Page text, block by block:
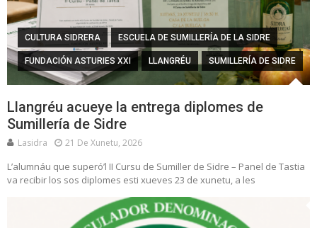
CULTURA SIDRERA ESCUELA DE SUMILLERÍA DE LA SIDRE
FUNDACIÓN ASTURIES XXI LLANGRÉU SUMILLERÍA DE SIDRE
Llangréu acueye la entrega diplomes de
Sumillería de Sidre
Lasidra 21 De Xunetu, 2026
L’alumnáu que superó’l II Cursu de Sumiller de Sidre – Panel de Tastia
va recibir los sos diplomes esti xueves 23 de xunetu, a les